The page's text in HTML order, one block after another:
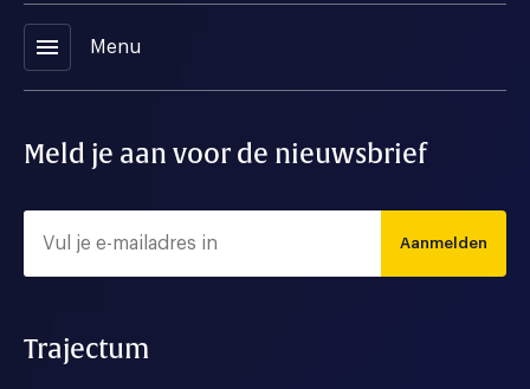
menu Menu
Meld je aan voor de nieuwsbrief
Aanmelden
Trajectum